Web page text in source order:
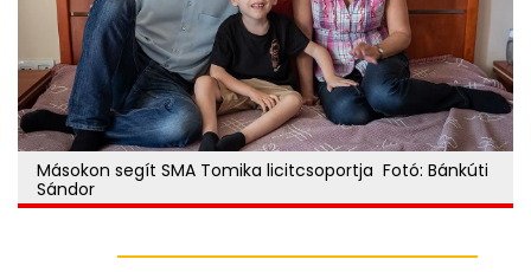
Másokon segít SMA Tomika licitcsoportja Fotó: Bánkúti
Sándor